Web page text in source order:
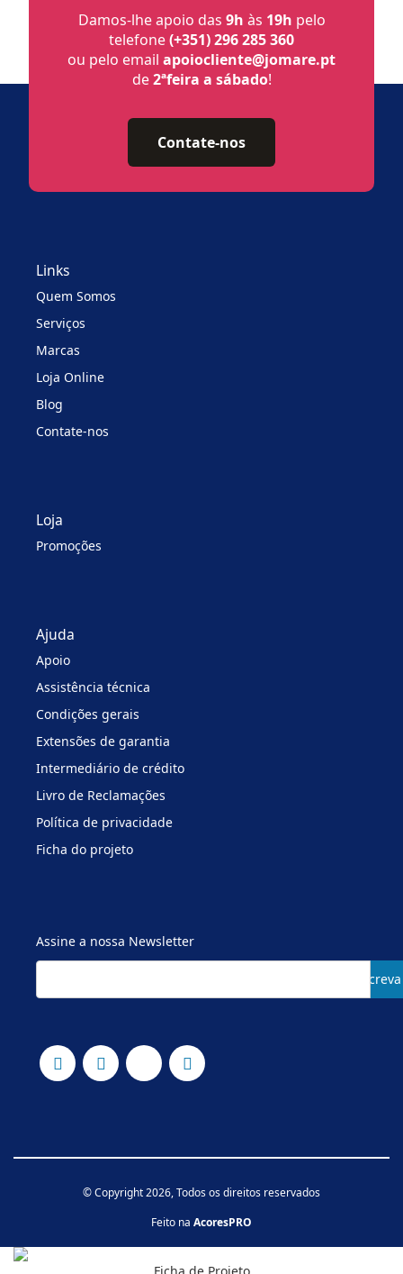
Damos-lhe apoio das 9h às 19h pelo
telefone(+351) 296 285 360
ou pelo email apoiocliente@jomare.pt
de2ªfeira a sábado!
Contate-nos
Links
Quem Somos
Serviços
Marcas
Loja Online
Blog
Contate-nos
Loja
Promoções
Ajuda
Apoio
Assistência técnica
Condições gerais
Extensões de garantia
Intermediário de crédito
Livro de Reclamações
Política de privacidade
Ficha do projeto
Assine a nossa Newsletter
Subscreva
© Copyright 2026, Todos os direitos reservados
Feito na AcoresPRO